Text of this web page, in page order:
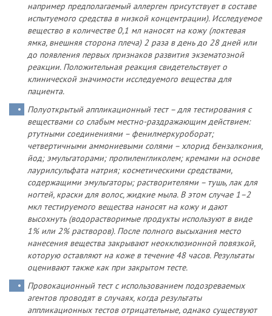
например предполагаемый аллерген присутствует в составе
испытуемого средства в низкой концентрации). Исследуемое
вещество в количестве 0,1 мл наносят на кожу (локтевая
ямка, внешняя сторона плеча) 2 раза в день до 28 дней или
до появления первых признаков развития экзематозной
реакции. Положительная реакция свидетельствует о
клинической значимости исследуемого вещества для
пациента.
Полуоткрытый аппликационный тест – для тестирования с
веществами со слабым местно-раздражающим действием:
ртутными соединениями – фенилмеркуроборат;
четвертичными аммониевыми солями – хлорид бензалкония,
йод; эмульгаторами; пропиленгликолем; кремами на основе
лаурилсульфата натрия; косметическими средствами,
содержащими эмульгаторы; растворителями – тушь, лак для
ногтей, краски для волос, жидкие мыла. В этом случае 1–2
мкл тестируемого вещества наносят на кожу и дают
высохнуть (водорастворимые продукты используют в виде
1% или 2% растворов). После полного высыхания место
нанесения вещества закрывают неокклюзионной повязкой,
которую оставляют на коже в течение 48 часов. Результаты
оценивают также как при закрытом тесте.
Провокационный тест с использованием подозреваемых
агентов проводят в случаях, когда результаты
аппликационных тестов отрицательные, однако существуют